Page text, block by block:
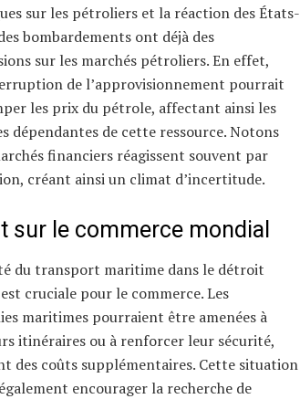
sur les pétroliers et la réaction des États-
bombardements ont déjà des
sur les marchés pétroliers. En effet,
de l’approvisionnement pourrait
les prix du pétrole, affectant ainsi les
dépendantes de cette ressource. Notons
financiers réagissent souvent par
créant ainsi un climat d’incertitude.
sur le commerce mondial
du transport maritime dans le détroit
cruciale pour le commerce. Les
maritimes pourraient être amenées à
itinéraires ou à renforcer leur sécurité,
des coûts supplémentaires. Cette situation
encourager la recherche de